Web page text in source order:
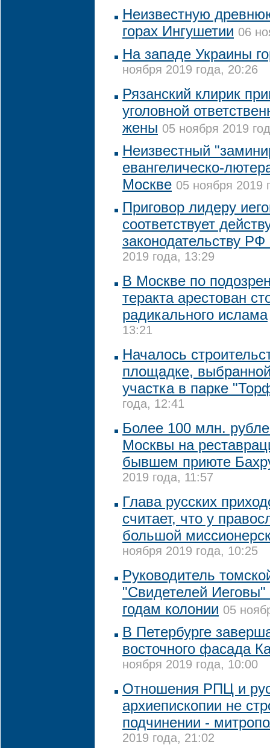
Неизвестную
горах Ингушетии 06
На западе Украины
ноября 2019 года, 20:26
Рязанский клирик
уголовной
жены 05 ноября 2019
Неизвестный
евангелическо-
Москве 05 ноября 2019
Приговор лидеру
соответствует
законодательству
2019 года, 13:29
В Москве по
теракта арестован
радикального ислама
13:21
Началось
площадке,
участка в парке
года, 12:41
Более 100 млн.
Москвы на
бывшем приюте
2019 года, 11:57
Глава русских
считает, что у
большой
ноября 2019 года, 10:25
Руководитель
"Свидетелей Иеговы"
годам колонии 05
В Петербурге
восточного фасада
ноября 2019 года, 10:00
Отношения РПЦ и
архиепископии не
подчинении -
2019 года, 21:02